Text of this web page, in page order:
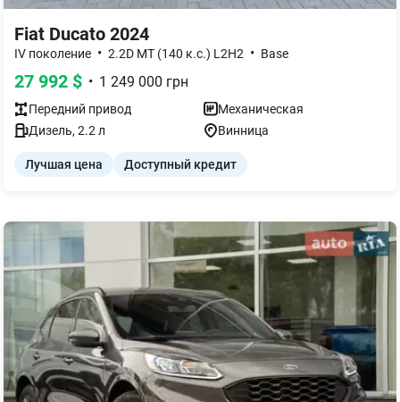
Fiat Ducato 2024
IV поколение • 2.2D MT (140 к.с.) L2H2 • Base
27 992 $ • 1 249 000 грн
Передний привод
Механическая
Дизель, 2.2 л Винница
Лучшая цена Доступный кредит